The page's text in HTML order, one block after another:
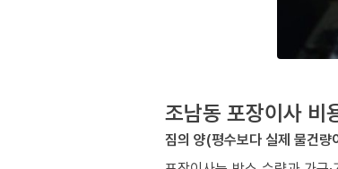
조남동 포장이사 비
짐의 양(평수보다 실제 물건량